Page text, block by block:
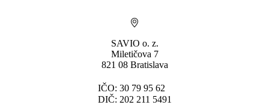
SAVIO o. z.
Miletičova 7
821 08 Bratislava
IČO: 30 79 95 62
DIČ: 202 211 5491